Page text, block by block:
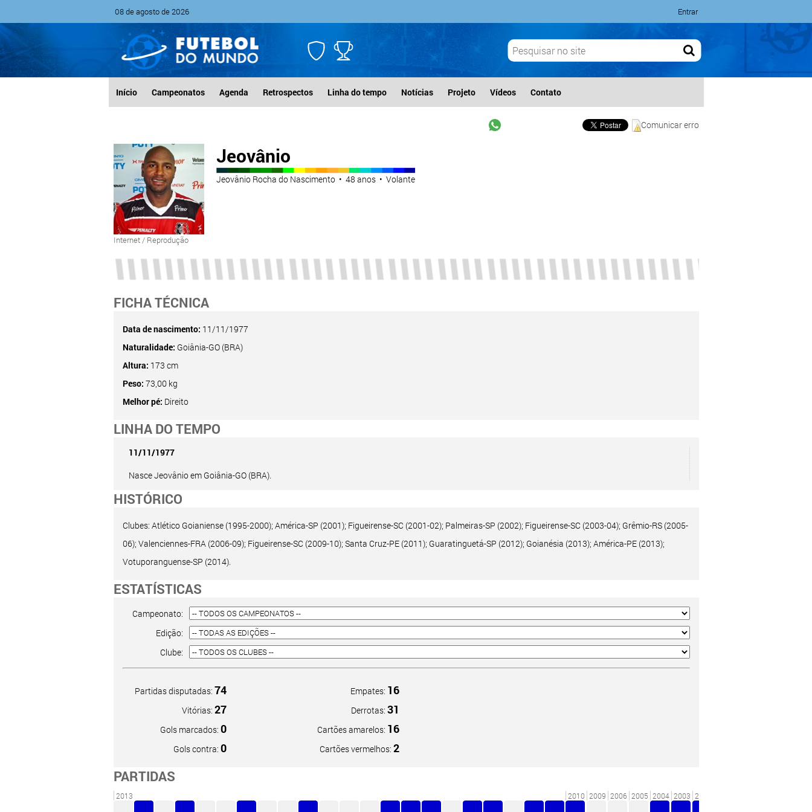
08 de agosto de 2026 Entrar
Início Campeonatos Agenda Retrospectos Linha do tempo Notícias Projeto Vídeos Contato
Comunicar erro
Internet / Reprodução
Jeovânio
Jeovânio Rocha do Nascimento • 48 anos • Volante
FICHA TÉCNICA
Data de nascimento: 11/11/1977
Naturalidade: Goiânia-GO (BRA)
Altura: 173 cm
Peso: 73,00 kg
Melhor pé: Direito
LINHA DO TEMPO
11/11/1977
Nasce Jeovânio em Goiânia-GO (BRA).
HISTÓRICO
Clubes: Atlético Goianiense (1995-2000); América-SP (2001); Figueirense-SC (2001-02); Palmeiras-SP (2002); Figueirense-SC (2003-04); Grêmio-RS (2005-
06); Valenciennes-FRA (2006-09); Figueirense-SC (2009-10); Santa Cruz-PE (2011); Guaratinguetá-SP (2012); Goianésia (2013); América-PE (2013);
Votuporanguense-SP (2014).
ESTATÍSTICAS
Campeonato:
Edição:
Clube:
Partidas disputadas: 74
Vitórias: 27
Gols marcados: 0
Gols contra: 0
Empates: 16
Derrotas: 31
Cartões amarelos: 16
Cartões vermelhos: 2
PARTIDAS
2013 2010 2009 2006 2005 2004 2003 2001